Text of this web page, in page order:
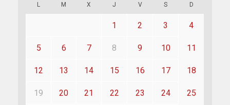
L M X J V S D
1 2 3 4
5 6 7 8 9 10 11
12 13 14 15 16 17 18
19 20 21 22 23 24 25